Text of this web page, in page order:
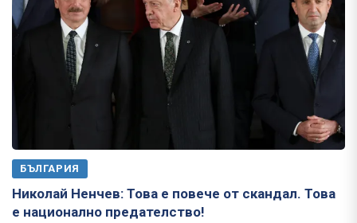
БЪЛГАРИЯ
Николай Ненчев: Това е повече от скандал. Това
е национално предателство!